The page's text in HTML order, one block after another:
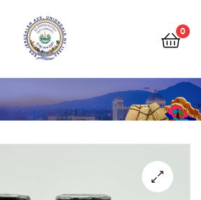
Tienda
Salvadoreña
Online
0
Salvadoreña
Online